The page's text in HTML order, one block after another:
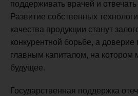
поддерживать врачей и
Развитие собственных
качества продукции станут
конкурентной борьбе, а
главным капиталом, на котором
будущее.
Государственная поддержка